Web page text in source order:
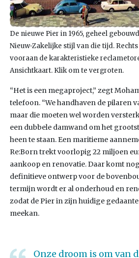
De nieuwe Pier in 1965, geheel
Nieuw-Zakelijke stijl van die tijd. Rechts
vooraan de karakteristieke
Ansichtkaart. Klik om te vergroten.
“Het is een megaproject,” zegt
telefoon. “We handhaven de pilaren
maar die moeten wel worden
een dubbele damwand om het
heen te staan. Een maritieme
Re:Born trekt voorlopig 22 miljoen
aankoop en renovatie. Daar komt
definitieve ontwerp voor de
termijn wordt er al onderhoud en
zodat de Pier in zijn huidige
meekan.
Onze droom is om van